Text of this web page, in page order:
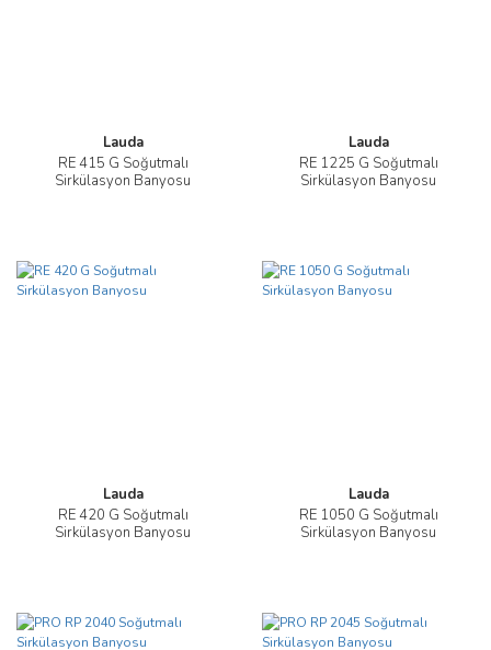
Lauda
RE 415 G Soğutmalı
Sirkülasyon Banyosu
Lauda
RE 1225 G Soğutmalı
Sirkülasyon Banyosu
Lauda
RE 420 G Soğutmalı
Sirkülasyon Banyosu
Lauda
RE 1050 G Soğutmalı
Sirkülasyon Banyosu